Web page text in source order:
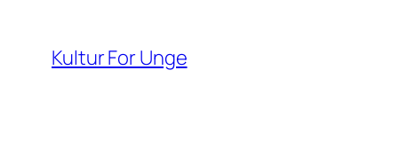
indhold
Kultur For Unge